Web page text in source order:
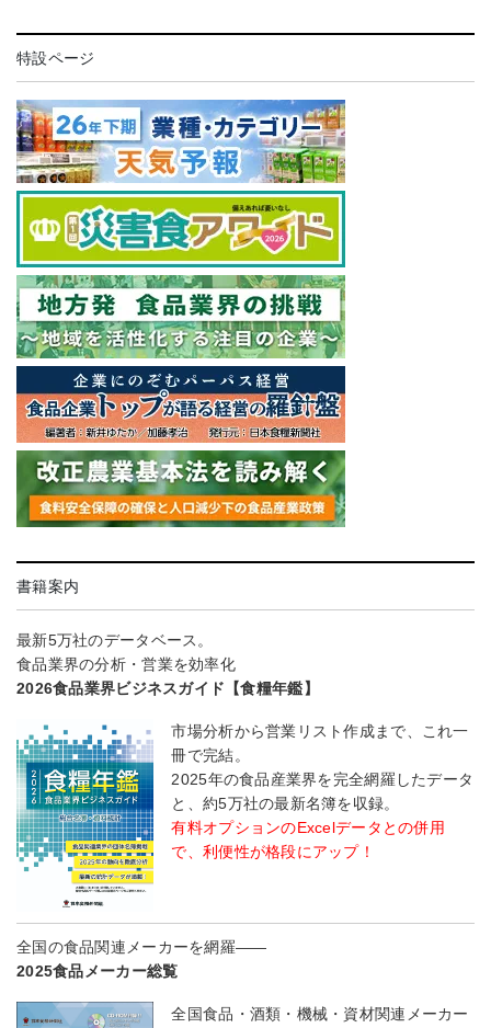
特設ページ
書籍案内
最新5万社のデータベース。
食品業界の分析・営業を効率化
2026食品業界ビジネスガイド【食糧年鑑】
市場分析から営業リスト作成まで、これ一
冊で完結。
2025年の食品産業界を完全網羅したデータ
と、約5万社の最新名簿を収録。
有料オプションのExcelデータとの併用
で、利便性が格段にアップ！
全国の食品関連メーカーを網羅――
2025食品メーカー総覧
全国食品・酒類・機械・資材関連メーカー